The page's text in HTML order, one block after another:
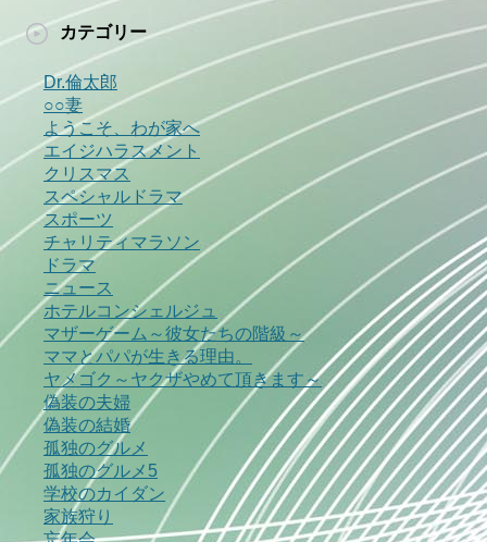
カテゴリー
Dr.倫太郎
○○妻
ようこそ、わが家へ
エイジハラスメント
クリスマス
スペシャルドラマ
スポーツ
チャリティマラソン
ドラマ
ニュース
ホテルコンシェルジュ
マザーゲーム～彼女たちの階級～
ママとパパが生きる理由。
ヤメゴク～ヤクザやめて頂きます～
偽装の夫婦
偽装の結婚
孤独のグルメ
孤独のグルメ5
学校のカイダン
家族狩り